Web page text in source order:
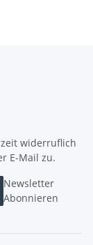
widerruflich
E-Mail zu.
Newsletter
Abonnieren